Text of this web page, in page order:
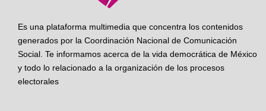
Es una plataforma multimedia que concentra los contenidos
generados por la Coordinación Nacional de Comunicación
Social. Te informamos acerca de la vida democrática de México
y todo lo relacionado a la organización de los procesos
electorales